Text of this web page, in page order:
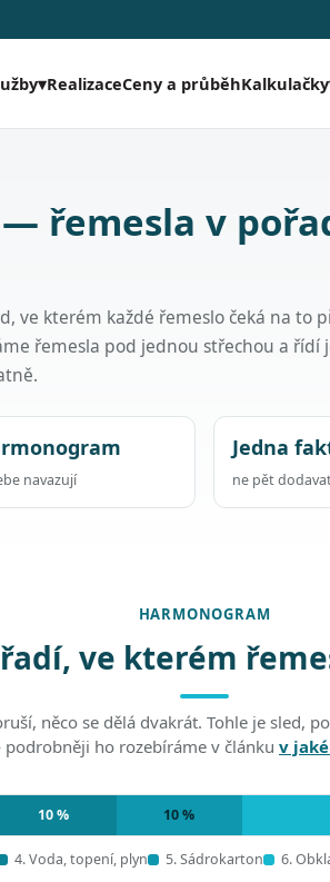
▾RealizaceCeny a průběhKalkulačky
řemesla v
ve kterém každé řemeslo čeká na to
řemesla pod jednou střechou a řídí
navazují
Jedna
ne pět
HARMONOGRAM
ve kterém
něco se dělá dvakrát. Tohle je sled,
ho rozebíráme v článku v
10 % 10 %
4. Voda, topení, plyn 5. Sádrokarton 6.